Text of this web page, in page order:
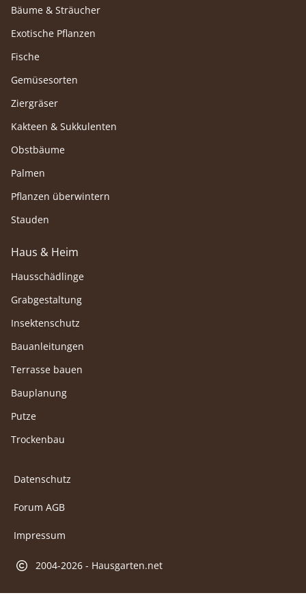
Bäume & Sträucher
Exotische Pflanzen
Fische
Gemüsesorten
Ziergräser
Kakteen & Sukkulenten
Obstbäume
Palmen
Pflanzen überwintern
Stauden
Haus & Heim
Hausschädlinge
Grabgestaltung
Insektenschutz
Bauanleitungen
Terrasse bauen
Bauplanung
Putze
Trockenbau
Datenschutz
Forum AGB
Impressum
2004-2026 - Hausgarten.net